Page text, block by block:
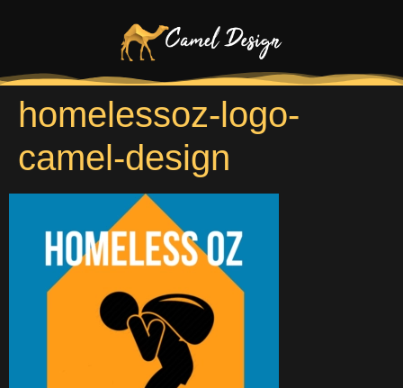
homelessoz-logo-
camel-design